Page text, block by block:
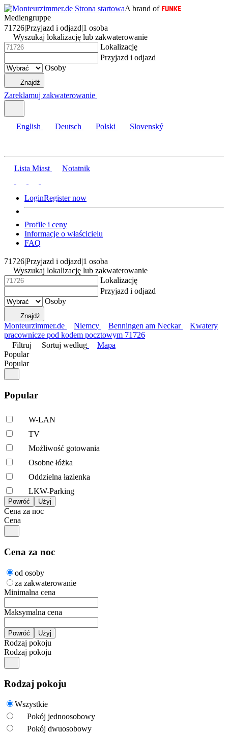
A brand of
Mediengruppe
71726|Przyjazd i odjazd|1 osoba
Wyszukaj lokalizację lub zakwaterowanie
Lokalizację
Przyjazd i odjazd
Osoby
Znajdź
Zareklamuj zakwaterowanie
English Deutsch Polski Slovenský
Lista Miast Notatnik
LoginRegister now
Profile i ceny
Informacje o właścicielu
FAQ
71726|Przyjazd i odjazd|1 osoba
Wyszukaj lokalizację lub zakwaterowanie
Lokalizację
Przyjazd i odjazd
Osoby
Znajdź
Monteurzimmer.de Niemcy Benningen am Neckar
Kwatery
pracownicze pod kodem pocztowym 71726
Filtruj
Sortuj według
Mapa
Popular
Popular
Popular
W-LAN
TV
Możliwość gotowania
Osobne łóżka
Oddzielna łazienka
LKW-Parking
Cena za noc
Cena
Cena za noc
od osoby
za zakwaterowanie
Minimalna cena
Maksymalna cena
Rodzaj pokoju
Rodzaj pokoju
Rodzaj pokoju
Wszystkie
Pokój jednoosobowy
Pokój dwuosobowy